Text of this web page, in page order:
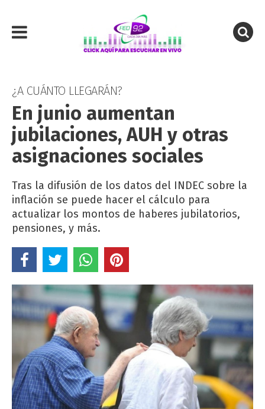
¿A CUÁNTO LLEGARÁN?
En junio aumentan
jubilaciones, AUH y otras
asignaciones sociales
Tras la difusión de los datos del INDEC sobre la
inflación se puede hacer el cálculo para
actualizar los montos de haberes jubilatorios,
pensiones, y más.